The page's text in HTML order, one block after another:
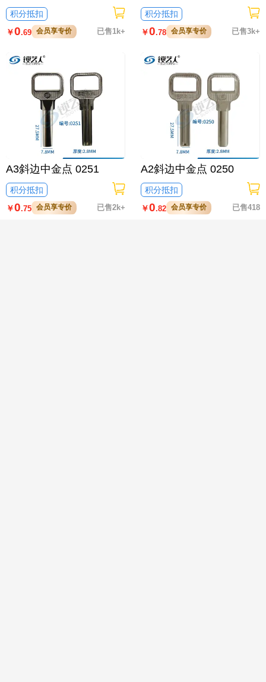
积分抵扣
￥0.69 会员享专价 已售1k+
A3斜边中金点 0251
积分抵扣
￥0.75 会员享专价 已售2k+
积分抵扣
￥0.78 会员享专价 已售3k+
A2斜边中金点 0250
积分抵扣
￥0.82 会员享专价 已售418